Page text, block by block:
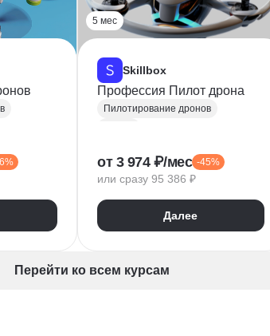
5 мес
Skillbox
Профессия Пилот дрона
Пилотирование дронов
от 3 974 ₽/мес -45%
или сразу 95 386 ₽
Далее
Перейти ко всем курсам